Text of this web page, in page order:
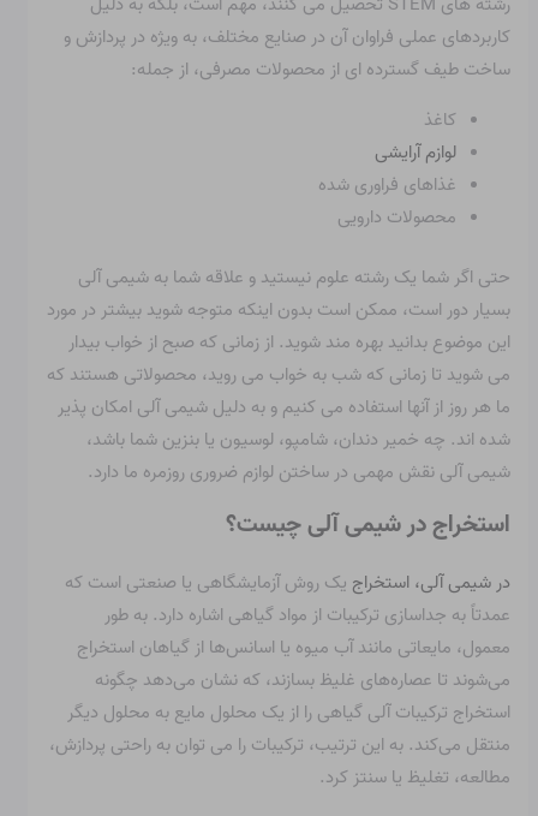
کاربردهای عملی فراوان آن در صنایع مختلف، به ویژه در پردازش و
ساخت طیف گسترده ای از محصولات مصرفی، از جمله:
کاغذ
لوازم آرایشی
غذاهای فراوری شده
محصولات دارویی
حتی اگر شما یک رشته علوم نیستید و علاقه شما به شیمی آلی
بسیار دور است، ممکن است بدون اینکه متوجه شوید بیشتر در مورد
این موضوع بدانید بهره مند شوید. از زمانی که صبح از خواب بیدار
می شوید تا زمانی که شب به خواب می روید، محصولاتی هستند که
ما هر روز از آنها استفاده می کنیم و به دلیل شیمی آلی امکان پذیر
شده اند. چه خمیر دندان، شامپو، لوسیون یا بنزین شما باشد،
شیمی آلی نقش مهمی در ساختن لوازم ضروری روزمره ما دارد.
استخراج در شیمی آلی چیست؟
در شیمی آلی، استخراج یک روش آزمایشگاهی یا صنعتی است که
عمدتاً به جداسازی ترکیبات از مواد گیاهی اشاره دارد. به طور
معمول، مایعاتی مانند آب میوه یا اسانس‌ها از گیاهان استخراج
می‌شوند تا عصاره‌های غلیظ بسازند، که نشان می‌دهد چگونه
استخراج ترکیبات آلی گیاهی را از یک محلول مایع به محلول دیگر
منتقل می‌کند. به این ترتیب، ترکیبات را می توان به راحتی پردازش،
مطالعه، تغلیظ یا سنتز کرد.